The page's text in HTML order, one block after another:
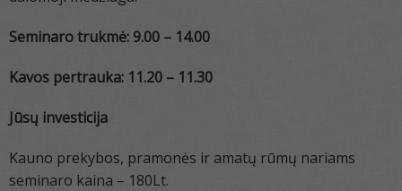
Seminaro trukmė: 9.00 – 14.00
Kavos pertrauka: 11.20 – 11.30
Jūsų investicija
Kauno prekybos, pramonės ir amatų rūmų nariams
seminaro kaina – 180Lt.